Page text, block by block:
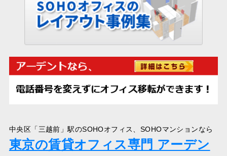
中央区「三越前」駅のSOHOオフィス、SOHOマンションなら
東京の賃貸オフィス専門 アーデン